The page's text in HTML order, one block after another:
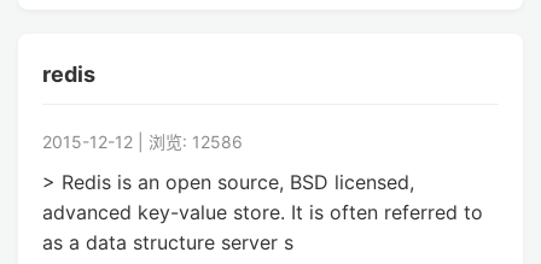
redis
2015-12-12 | 浏览: 12586
> Redis is an open source, BSD licensed,
advanced key-value store. It is often referred to
as a data structure server s